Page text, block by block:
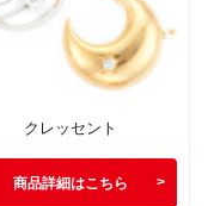
クレッセント
商品詳細はこちら